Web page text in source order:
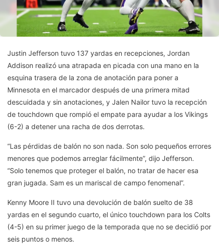
Justin Jefferson tuvo 137 yardas en recepciones, Jordan
Addison realizó una atrapada en picada con una mano en la
esquina trasera de la zona de anotación para poner a
Minnesota en el marcador después de una primera mitad
descuidada y sin anotaciones, y Jalen Nailor tuvo la recepción
de touchdown que rompió el empate para ayudar a los Vikings
(6-2) a detener una racha de dos derrotas.
“Las pérdidas de balón no son nada. Son solo pequeños errores
menores que podemos arreglar fácilmente”, dijo Jefferson.
“Solo tenemos que proteger el balón, no tratar de hacer esa
gran jugada. Sam es un mariscal de campo fenomenal”.
Kenny Moore II tuvo una devolución de balón suelto de 38
yardas en el segundo cuarto, el único touchdown para los Colts
(4-5) en su primer juego de la temporada que no se decidió por
seis puntos o menos.